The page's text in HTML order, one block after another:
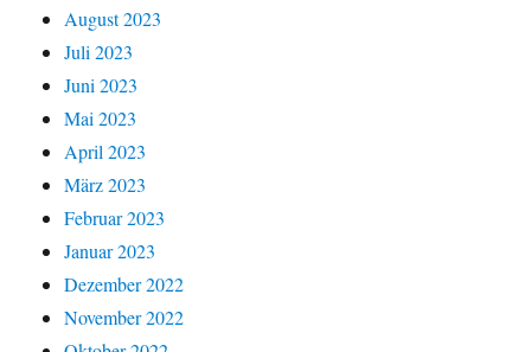
August 2023
Juli 2023
Juni 2023
Mai 2023
April 2023
März 2023
Februar 2023
Januar 2023
Dezember 2022
November 2022